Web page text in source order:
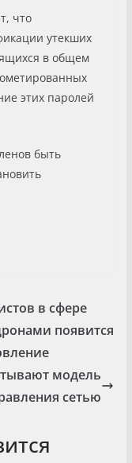
что
утекших
в общем
этих паролей
быть
в сфере
появится
модель
сетью